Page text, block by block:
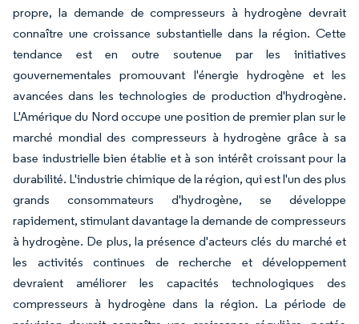
propre, la demande de compresseurs à hydrogène devrait
connaître une croissance substantielle dans la région. Cette
tendance est en outre soutenue par les initiatives
gouvernementales promouvant l'énergie hydrogène et les
avancées dans les technologies de production d'hydrogène.
L'Amérique du Nord occupe une position de premier plan sur le
marché mondial des compresseurs à hydrogène grâce à sa
base industrielle bien établie et à son intérêt croissant pour la
durabilité. L'industrie chimique de la région, qui est l'un des plus
grands consommateurs d'hydrogène, se développe
rapidement, stimulant davantage la demande de compresseurs
à hydrogène. De plus, la présence d'acteurs clés du marché et
les activités continues de recherche et développement
devraient améliorer les capacités technologiques des
compresseurs à hydrogène dans la région. La période de